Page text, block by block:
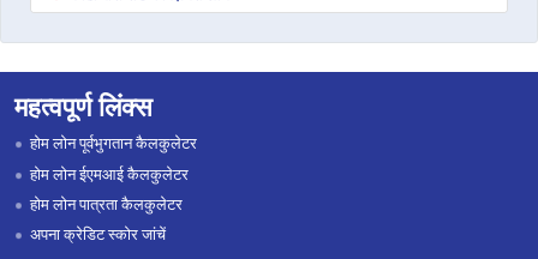
जोधपुर पाओटा मे बिज़नेस लोन
भरतपुर मे बिज़नेस लोन
सवाई माधोपुर मे बिज़नेस लोन
महत्वपूर्ण लिंक्स
होम लोन पूर्वभुगतान कैलकुलेटर
होम लोन ईएमआई कैलकुलेटर
होम लोन पात्रता कैलकुलेटर
अपना क्रेडिट स्कोर जांचें